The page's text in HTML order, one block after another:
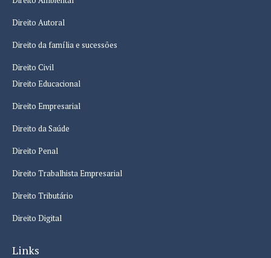
Direito Autoral
Direito da família e sucessões
Direito Civil
Direito Educacional
Direito Empresarial
Direito da Saúde
Direito Penal
Direito Trabalhista Empresarial
Direito Tributário
Direito Digital
Links